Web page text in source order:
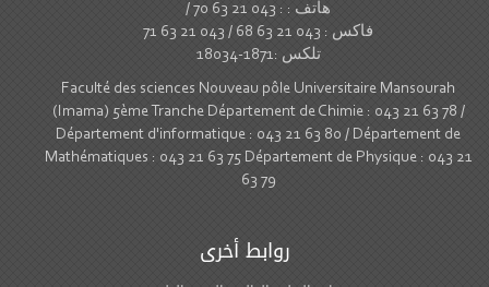
هاتف : : 043 21 63 70 /
فاكس : 043 21 63 68 / 043 21 63 71
تلكس :1871-18034
Faculté des sciences Nouveau pôle Universitaire Mansourah
(Imama) 5ème Tranche Département de Chimie : 043 21 63 78 /
Département d'informatique : 043 21 63 80 / Département de
Mathématiques : 043 21 63 75 Département de Physique : 043 21
63 79
روابط أخرى